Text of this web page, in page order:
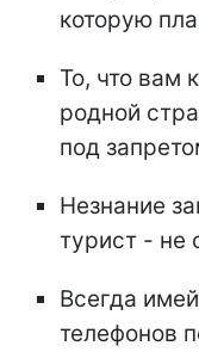
которую
То, что вам
родной
под
Незнание
турист - не
Всегда
телефонов